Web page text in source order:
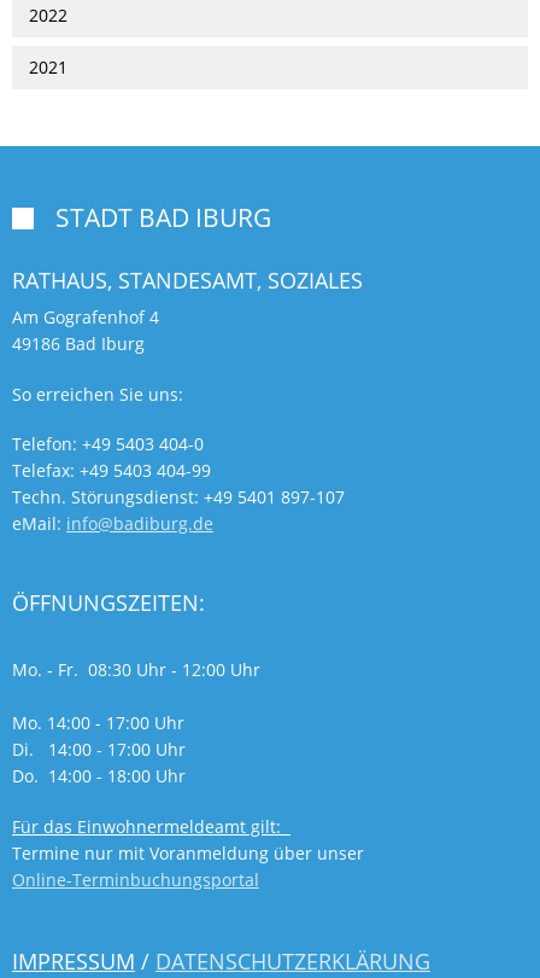
2022
2021
 STADT BAD IBURG
RATHAUS, STANDESAMT, SOZIALES
Am Gografenhof 4
49186 Bad Iburg
So erreichen Sie uns:
Telefon: +49 5403 404-0
Telefax: +49 5403 404-99
Techn. Störungsdienst: +49 5401 897-107
eMail: info@badiburg.de
ÖFFNUNGSZEITEN:
Mo. - Fr. 08:30 Uhr - 12:00 Uhr
Mo. 14:00 - 17:00 Uhr
Di. 14:00 - 17:00 Uhr
Do. 14:00 - 18:00 Uhr
Für das Einwohnermeldeamt gilt:
Termine nur mit Voranmeldung über unser
Online-Terminbuchungsportal
IMPRESSUM / DATENSCHUTZERKLÄRUNG